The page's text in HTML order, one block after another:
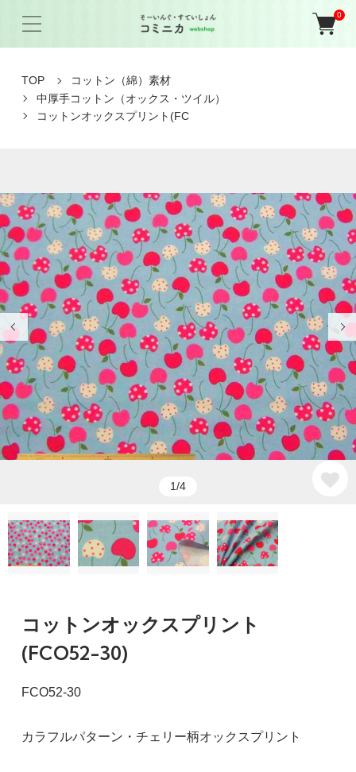
0
TOP
コットン（綿）素材
中厚手コットン（オックス・ツイル）
コットンオックスプリント(FC
1/4
コットンオックスプリント
(FCO52-30)
FCO52-30
カラフルパターン・チェリー柄オックスプリント